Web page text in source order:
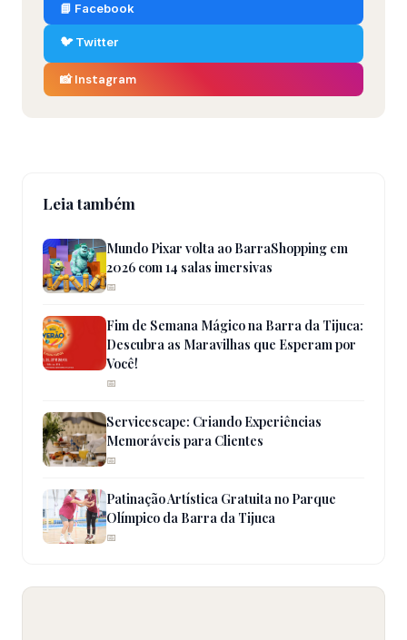
📘 Facebook
🐦 Twitter
📸 Instagram
Leia também
Mundo Pixar volta ao BarraShopping em
2026 com 14 salas imersivas
📅
Fim de Semana Mágico na Barra da Tijuca:
Descubra as Maravilhas que Esperam por
Você!
📅
Servicescape: Criando Experiências
Memoráveis para Clientes
📅
Patinação Artística Gratuita no Parque
Olímpico da Barra da Tijuca
📅